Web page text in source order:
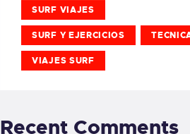
SURF VIAJES
SURF Y EJERCICIOS
VIAJES SURF
Recent Comments